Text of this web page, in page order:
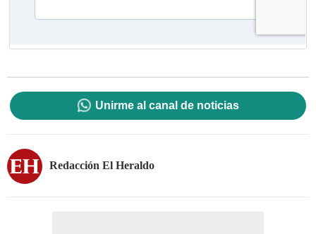
Unirme al canal de noticias
Redacción El Heraldo